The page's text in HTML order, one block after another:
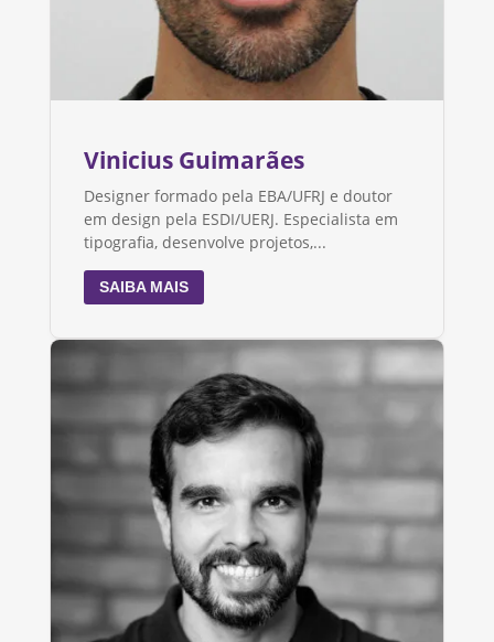
Vinicius Guimarães
Designer formado pela EBA/UFRJ e doutor
em design pela ESDI/UERJ. Especialista em
tipografia, desenvolve projetos,...
SAIBA MAIS